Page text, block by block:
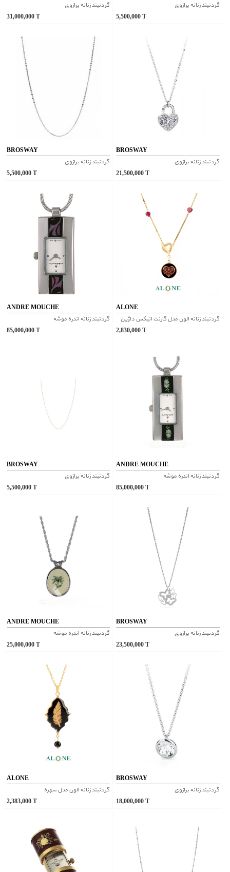
گردنبند زنانه برازوی
31,000,000
گردنبند زنانه برازوی
5,500,000
BROSWAY
گردنبند زنانه برازوی
5,500,000
BROSWAY
گردنبند زنانه برازوی
21,500,000
ANDRE MOUCHE
گردنبند زنانه اندره موشه
85,000,000
ALONE
گردنبند زنانه الون مدل گارنت انیکس دلژین
2,830,000
BROSWAY
گردنبند زنانه برازوی
5,500,000
ANDRE MOUCHE
گردنبند زنانه اندره موشه
85,000,000
ANDRE MOUCHE
گردنبند زنانه اندره موشه
25,000,000
BROSWAY
گردنبند زنانه برازوی
23,500,000
ALONE
گردنبند زنانه الون مدل سهره
2,383,000
BROSWAY
گردنبند زنانه برازوی
18,000,000